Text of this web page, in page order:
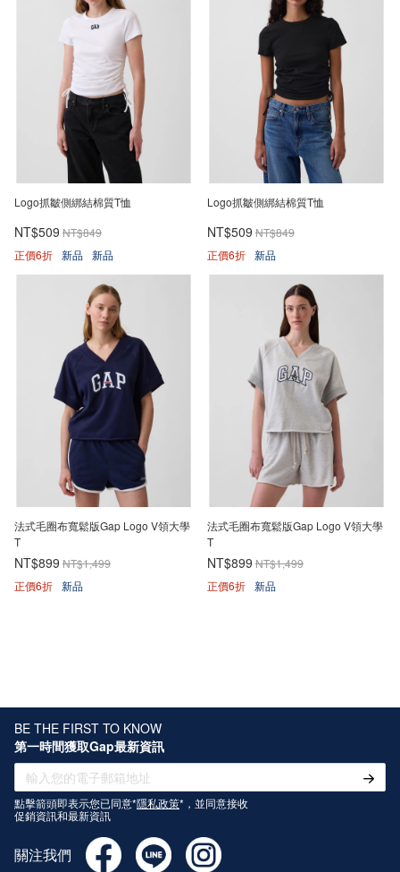
Logo抓皺側綁結棉質T恤
NT$509 NT$849
正價6折 新品 新品
Logo抓皺側綁結棉質T恤
NT$509 NT$849
正價6折 新品
法式毛圈布寬鬆版Gap Logo V領大學
T
NT$899 NT$1,499
正價6折 新品
法式毛圈布寬鬆版Gap Logo V領大學
T
NT$899 NT$1,499
正價6折 新品
BE THE FIRST TO KNOW
第一時間獲取Gap最新資訊
點擊箭頭即表示您已同意*隱私政策*，並同意接收
促銷資訊和最新資訊
關注我們